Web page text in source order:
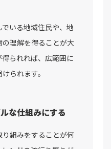
いる地域住民や、地
理解を得ることが大
られれば、広範囲に
られます。
な仕組みにする
組みをすることが何